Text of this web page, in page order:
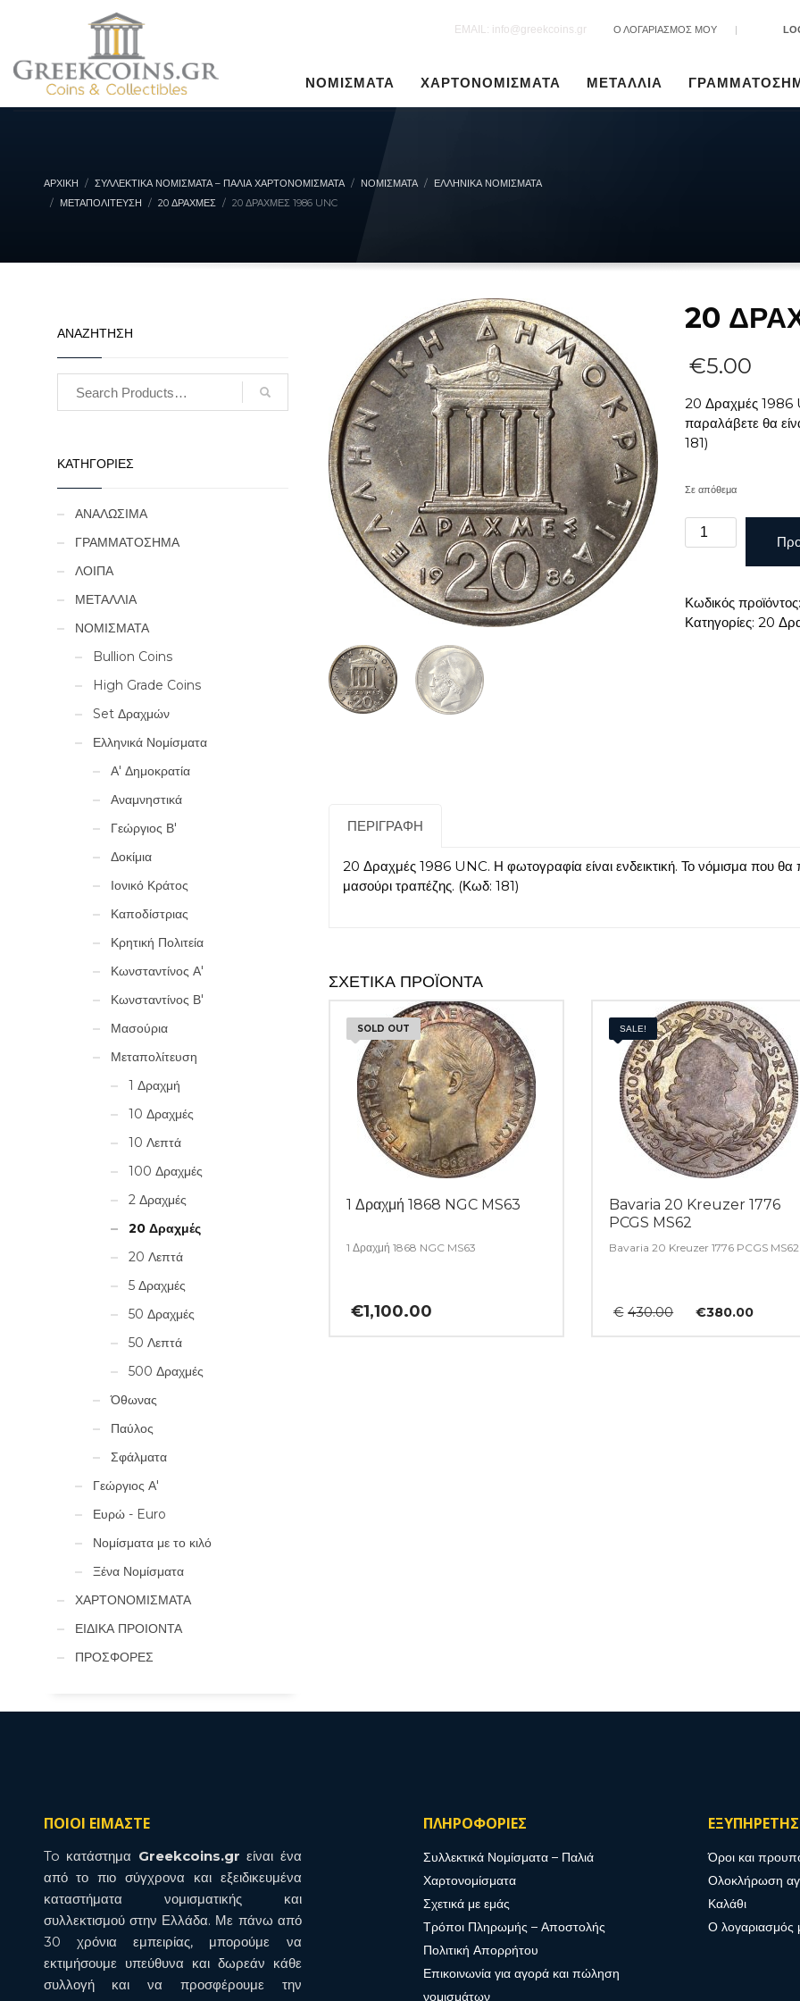
EMAIL: info@greekcoins.gr Ο ΛΟΓΑΡΙΑΣΜΟΣ ΜΟΥ |
ΝΟΜΙΣΜΑΤΑ ΧΑΡΤΟΝΟΜΙΣΜΑΤΑ ΜΕΤΑΛΛΙΑ
ΑΡΧΙΚΉ ΣΥΛΛΕΚΤΙΚΆ ΝΟΜΊΣΜΑΤΑ – ΠΑΛΙΆ ΧΑΡΤΟΝΟΜΊΣΜΑΤΑ ΝΟΜΙΣΜΑΤΑ
ΕΛΛΗΝΙΚΆ ΝΟΜΊΣΜΑΤΑ
ΜΕΤΑΠΟΛΊΤΕΥΣΗ
20 ΔΡΑΧΜΈΣ 20 ΔΡΑΧΜΕΣ 1986 UNC
20
€5.00
20 Δραχμές 1986
παραλάβετε θα
181)
Σε απόθεμα
20
ΔΡΑΧΜΕΣ
ποσότητα
Κωδικός προϊόντος:
Κατηγορίες: 20
ΠΕΡΙΓΡΑΦΉ
20 Δραχμές 1986 UNC. Η φωτογραφία είναι ενδεικτική. Το νόμισμα που
μασούρι τραπέζης. (Κωδ: 181)
ΣΧΕΤΙΚΆ ΠΡΟΪΌΝΤΑ
SOLD OUT
1 Δραχμή 1868 NGC MS63
1 Δραχμή 1868 NGC MS63
€1,100.00
SALE!
Bavaria 20 Kreuzer 1776
PCGS MS62
Bavaria 20 Kreuzer 1776 PCGS MS62
€ 430.00
Original
€380.00
ΑΝΑΖΗΤΗΣΗ
ΚΑΤΗΓΟΡΙΕΣ
ΑΝΑΛΩΣΙΜΑ
ΓΡΑΜΜΑΤΟΣΗΜΑ
ΛΟΙΠΑ
ΜΕΤΑΛΛΙΑ
ΝΟΜΙΣΜΑΤΑ
Bullion Coins
High Grade Coins
Set Δραχμών
Ελληνικά Νομίσματα
Α' Δημοκρατία
Αναμνηστικά
Γεώργιος Β'
Δοκίμια
Ιονικό Κράτος
Καποδίστριας
Κρητική Πολιτεία
Κωνσταντίνος Α'
Κωνσταντίνος Β'
Μασούρια
Μεταπολίτευση
1 Δραχμή
10 Δραχμές
10 Λεπτά
100 Δραχμές
2 Δραχμές
20 Δραχμές
20 Λεπτά
5 Δραχμές
50 Δραχμές
50 Λεπτά
500 Δραχμές
Όθωνας
Παύλος
Σφάλματα
Γεώργιος Α'
Ευρώ - Euro
Νομίσματα με το κιλό
Ξένα Νομίσματα
ΧΑΡΤΟΝΟΜΙΣΜΑΤΑ
ΕΙΔΙΚΑ ΠΡΟΙΟΝΤΑ
ΠΡΟΣΦΟΡΕΣ
ΠΟΙΟΙ ΕΙΜΑΣΤΕ
To κατάστημα Greekcoins.gr είναι ένα
από το πιο σύγχρονα και εξειδικευμένα
καταστήματα νομισματικής και
συλλεκτισμού στην Ελλάδα. Με πάνω από
30 χρόνια εμπειρίας, μπορούμε να
εκτιμήσουμε υπεύθυνα και δωρεάν κάθε
συλλογή και να προσφέρουμε την
ΠΛΗΡΟΦΟΡΙΕΣ
Συλλεκτικά Νομίσματα – Παλιά
Χαρτονομίσματα
Σχετικά με εμάς
Τρόποι Πληρωμής – Αποστολής
Πολιτική Απορρήτου
Επικοινωνία για αγορά και πώληση
νομισμάτων
Όροι και
Ολοκλήρωση
Καλάθι
Ο λογαριασμός